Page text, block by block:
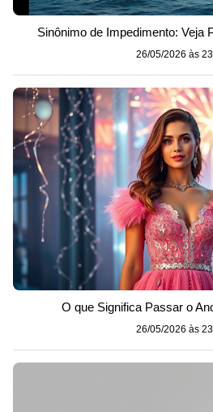
Sinônimo de Impedimento: Veja
26/05/2026 às
O que Significa Passar o
26/05/2026 às